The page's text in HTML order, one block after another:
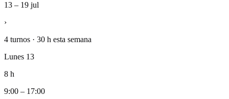
13 – 19 jul
›
4 turnos · 30 h esta semana
Lunes 13
8 h
9:00 – 17:00